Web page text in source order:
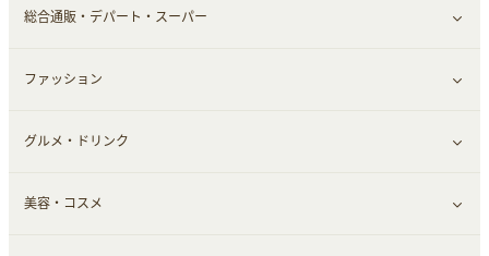
総合通販・デパート・スーパー
すべて見る
総合通販
ファッション
すべて見る
ファッション
グルメ・ドリンク
すべて見る
美容・コスメ